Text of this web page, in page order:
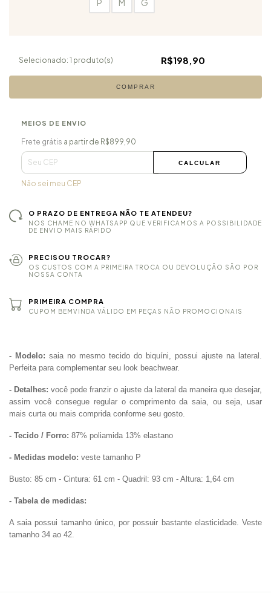
P M G
Selecionado: 1 produto(s) R$198,90
COMPRAR
MEIOS DE ENVIO
Frete grátis R$899,90
Entregas para o CEP:
Frete grátis a partir de R$899,90
CALCULAR
Não sei meu CEP
O PRAZO DE ENTREGA NÃO TE ATENDEU?
NOS CHAME NO WHATSAPP QUE VERIFICAMOS A POSSIBILIDADE
DE ENVIO MAIS RÁPIDO
PRECISOU TROCAR?
OS CUSTOS COM A PRIMEIRA TROCA OU DEVOLUÇÃO SÃO POR
NOSSA CONTA
PRIMEIRA COMPRA
CUPOM BEMVINDA VÁLIDO EM PEÇAS NÃO PROMOCIONAIS
- Modelo: saia no mesmo tecido do biquíni, possui ajuste na lateral.
Perfeita para complementar seu look beachwear.
- Detalhes: você pode franzir o ajuste da lateral da maneira que desejar,
assim você consegue regular o comprimento da saia, ou seja, usar
mais curta ou mais comprida conforme seu gosto.
- Tecido / Forro: 87% poliamida 13% elastano
- Medidas modelo: veste tamanho P
Busto: 85 cm - Cintura: 61 cm - Quadril: 93 cm - Altura: 1,64 cm
- Tabela de medidas:
A saia possui tamanho único, por possuir bastante elasticidade. Veste
tamanho 34 ao 42.